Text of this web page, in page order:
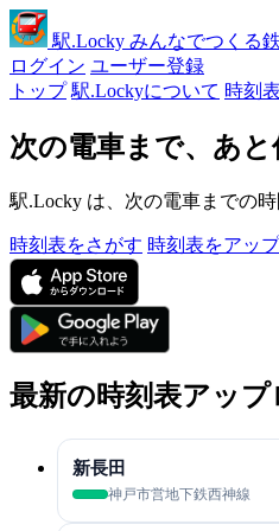
駅.Locky みんなでつくる
ログイン ユーザー登録
トップ 駅.Lockyについて 時刻
次の電車まで、あと
駅.Locky は、次の電車までの
時刻表をさがす 時刻表をアッ
最新の時刻表アップ
新長田
神戸市営地下鉄西神線